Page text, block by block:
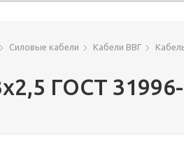
Силовые кабели Кабели ВВГ
ГОСТ